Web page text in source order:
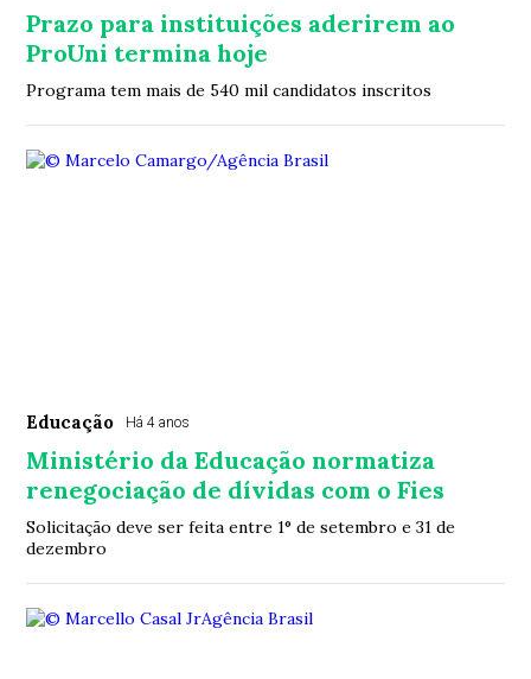
Prazo para instituições aderirem ao
ProUni termina hoje
Programa tem mais de 540 mil candidatos inscritos
Educação Há 4 anos
Ministério da Educação normatiza
renegociação de dívidas com o Fies
Solicitação deve ser feita entre 1° de setembro e 31 de
dezembro